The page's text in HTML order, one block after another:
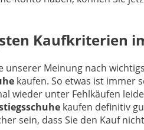
Kaufkriterien
unserer Meinung nach
kaufen. So etwas ist immer
wieder unter Fehlkäufen
kaufen definitiv
sein, dass Sie den Kauf